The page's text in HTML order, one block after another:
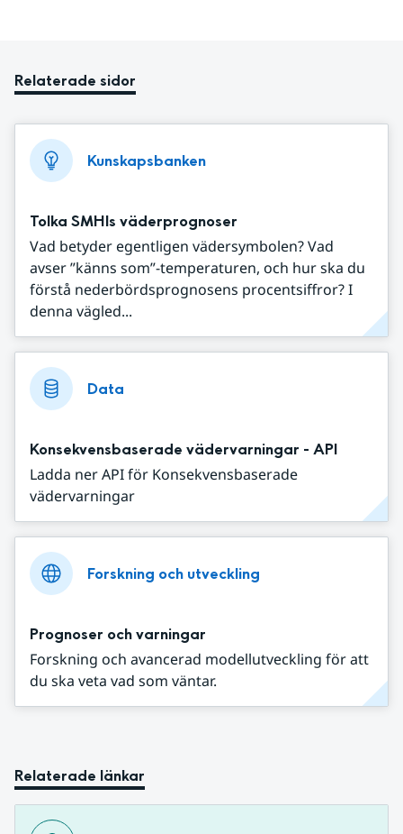
Relaterade sidor
Kunskapsbanken
Tolka SMHIs väderprognoser
Vad betyder egentligen vädersymbolen? Vad
avser ”känns som”-temperaturen, och hur ska du
förstå nederbördsprognosens procentsiffror? I
denna vägled...
Data
Konsekvensbaserade vädervarningar - API
Ladda ner API för Konsekvensbaserade
vädervarningar
Forskning och utveckling
Prognoser och varningar
Forskning och avancerad modellutveckling för att
du ska veta vad som väntar.
Relaterade länkar